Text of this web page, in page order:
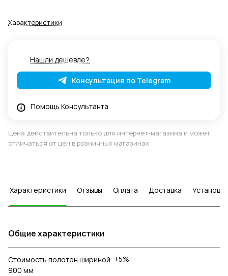
Характеристики
Нашли дешевле?
Консультация по Telegram
Помощь Консультанта
Цена действительна только для интернет-магазина и может
отличаться от цен в розничных магазинах
Характеристики Отзывы Оплата Доставка Установка
Общие характеристики
Стоимость полотен шириной
900 мм
+5%